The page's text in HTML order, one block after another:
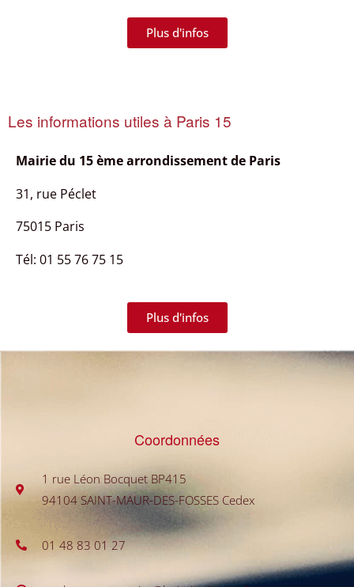
Plus d'infos
Les informations utiles à Paris 15
Mairie du 15 ème arrondissement de Paris
31, rue Péclet
75015 Paris
Tél: 01 55 76 75 15
Plus d'infos
Coordonnées
1 rue Léon Bocquet BP415
94104 SAINT-MAUR-DES-FOSSES Cedex
01 48 83 01 27